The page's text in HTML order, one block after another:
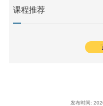
课程推荐
发布时间: